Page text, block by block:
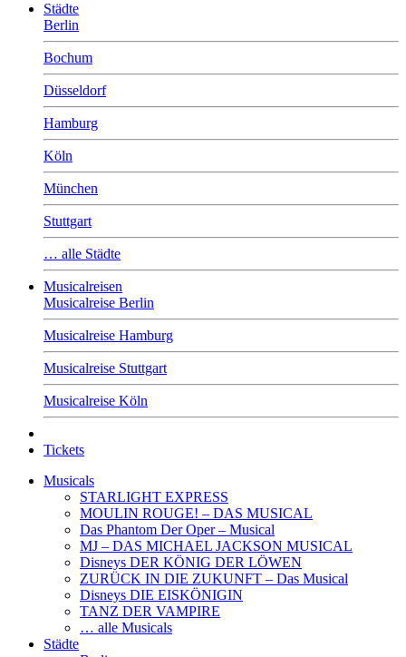
Städte
Berlin
Bochum
Düsseldorf
Hamburg
Köln
München
Stuttgart
… alle Städte
Musicalreisen
Musicalreise Berlin
Musicalreise Hamburg
Musicalreise Stuttgart
Musicalreise Köln
Tickets
Musicals
STARLIGHT EXPRESS
MOULIN ROUGE! – DAS MUSICAL
Das Phantom Der Oper – Musical
MJ – DAS MICHAEL JACKSON MUSICAL
Disneys DER KÖNIG DER LÖWEN
ZURÜCK IN DIE ZUKUNFT – Das Musical
Disneys DIE EISKÖNIGIN
TANZ DER VAMPIRE
… alle Musicals
Städte